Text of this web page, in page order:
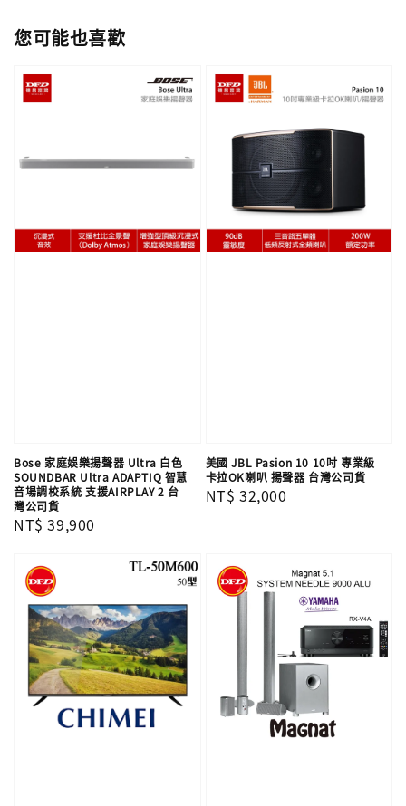
您可能也喜歡
Bose 家庭娛樂揚聲器 Ultra 白色
SOUNDBAR Ultra ADAPTIQ 智慧
音場調校系統 支援AIRPLAY 2 台
灣公司貨
Regular
NT$ 39,900
美國 JBL Pasion 10 10吋 專業級
卡拉OK喇叭 揚聲器 台灣公司貨
Regular
NT$ 32,000